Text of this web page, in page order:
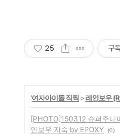
25 구
'여자아이돌 직찍 >레인보우
[PHOTO]150312 슈퍼주니
인보우 지숙 by EPOXY (0)